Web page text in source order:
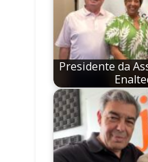
Presidente da